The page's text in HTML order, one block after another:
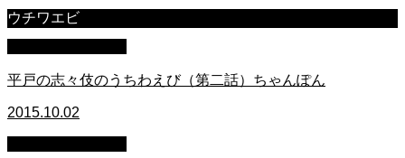
ウチワエビ
平戸の志々伎のうちわえび（第二話）ちゃんぽん
2015.10.02